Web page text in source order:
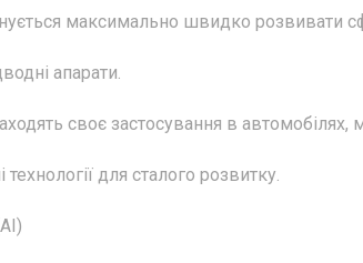
максимально швидко розвивати
апарати.
своє застосування в
технології для сталого розвитку.